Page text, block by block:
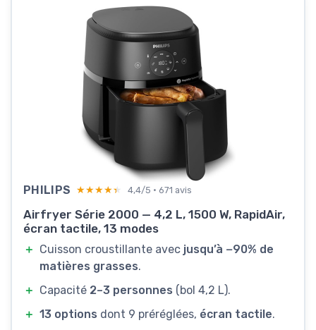
PHILIPS ★★★★★
★★★★★ 4,4/5 · 671 avis
Airfryer Série 2000 — 4,2 L, 1500 W, RapidAir,
écran tactile, 13 modes
＋ Cuisson croustillante avec jusqu’à −90% de
matières grasses.
＋ Capacité 2–3 personnes (bol 4,2 L).
＋ 13 options dont 9 préréglées, écran tactile.